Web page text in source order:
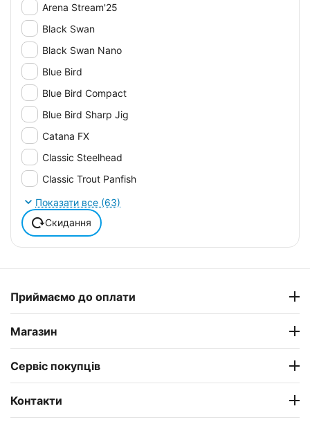
Arena Stream'25
Black Swan
Black Swan Nano
Blue Bird
Blue Bird Compact
Blue Bird Sharp Jig
Catana FX
Classic Steelhead
Classic Trout Panfish
Cobalt
Creed
FX XT
Glam
GLX Jig & Worm Casting
Nexave
Показати все (63)
Скидання
Приймаємо до оплати
Магазин
Сервіс покупців
Контакти